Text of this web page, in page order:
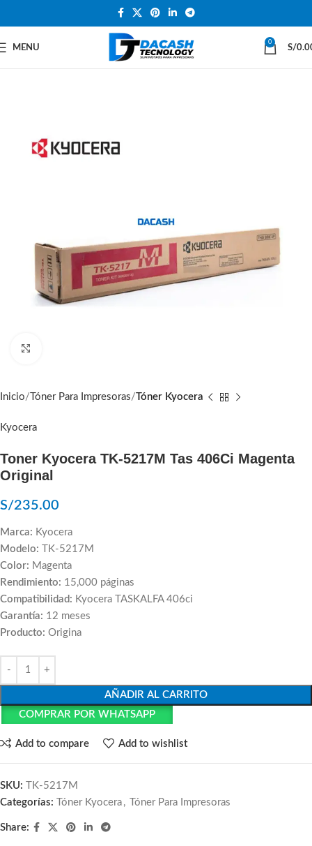
MENU
0
S/
Inicio Tóner Para Impresoras Tóner Kyocera
Kyocera
Toner Kyocera TK-5217M Tas 406Ci Magenta
Original
S/235.00
Marca: Kyocera
Modelo: TK-5217M
Color: Magenta
Rendimiento: 15,000 páginas
Compatibilidad: Kyocera TASKALFA 406ci
Garantía: 12 meses
Producto: Origina
AÑADIR AL CARRITO
COMPRAR POR WHATSAPP
Add to compare Add to wishlist
SKU:
TK-5217M
Categorías:
Tóner Kyocera , Tóner Para Impresoras
Share: